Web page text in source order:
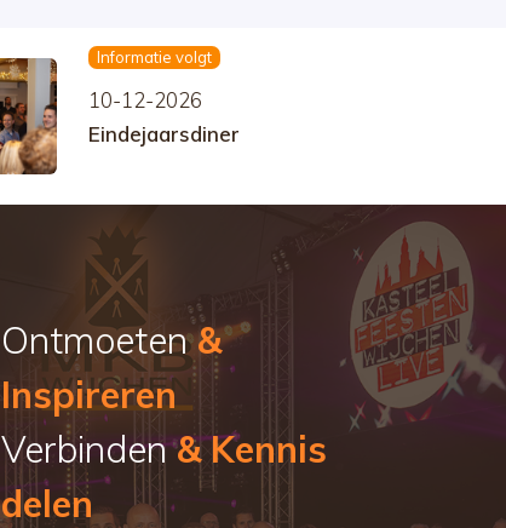
Informatie volgt
10-12-2026
Eindejaarsdiner
Ontmoeten&
Inspireren
Verbinden& Kennis
delen